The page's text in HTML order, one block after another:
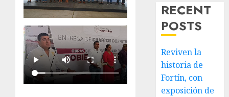
RECENT
POSTS
Reviven la
historia de
Fortín, con
exposición de